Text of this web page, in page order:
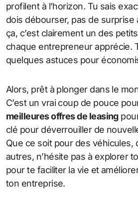
profilent à l’horizon. Tu sais
dois débourser, pas de surprise
ça, c’est clairement un des
chaque entrepreneur apprécie.
quelques astuces pour
Alors, prêt à plonger dans le
C’est un vrai coup de pouce
meilleures offres de leasing
clé pour déverrouiller de
Que ce soit pour des véhicules,
autres, n’hésite pas à explorer
pour te faciliter la vie et
ton entreprise.